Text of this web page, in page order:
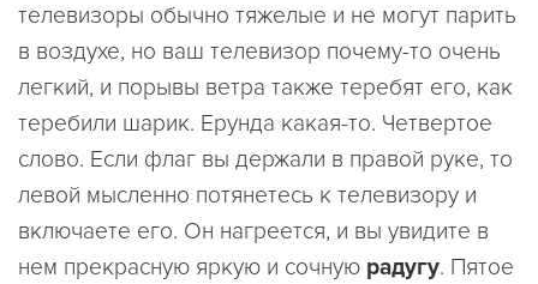
телевизоры обычно тяжелые и не могут парить
в воздухе, но ваш телевизор почему-то очень
легкий, и порывы ветра также теребят его, как
теребили шарик. Ерунда какая-то. Четвертое
слово. Если флаг вы держали в правой руке, то
левой мысленно потянетесь к телевизору и
включаете его. Он нагреется, и вы увидите в
нем прекрасную яркую и сочную радугу. Пятое